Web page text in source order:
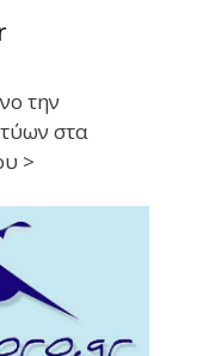
την
στα
>